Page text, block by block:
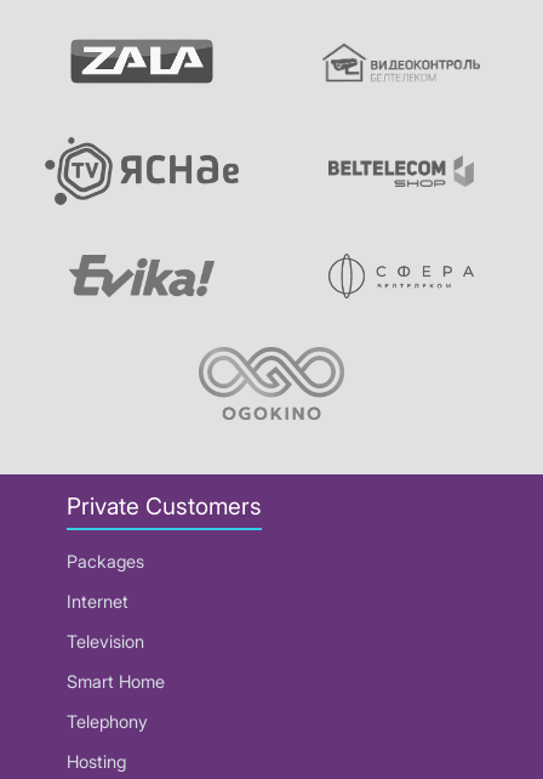
Private Customers
Packages
Internet
Television
Smart Home
Telephony
Hosting